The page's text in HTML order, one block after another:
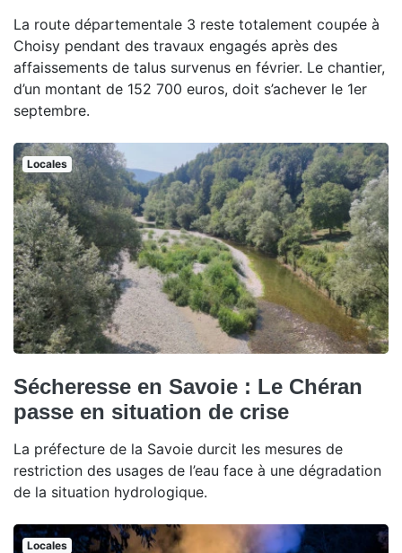
La route départementale 3 reste totalement coupée à
Choisy pendant des travaux engagés après des
affaissements de talus survenus en février. Le chantier,
d’un montant de 152 700 euros, doit s’achever le 1er
septembre.
Locales
Sécheresse en Savoie : Le Chéran
passe en situation de crise
La préfecture de la Savoie durcit les mesures de
restriction des usages de l’eau face à une dégradation
de la situation hydrologique.
Locales